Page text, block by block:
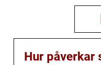
Hur påverkar